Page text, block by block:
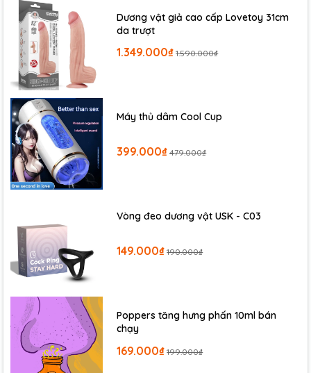
Dương vật giả cao cấp Lovetoy 31cm
da trượt
1.349.000₫ 1.590.000₫
Máy thủ dâm Cool Cup
399.000₫ 479.000₫
Vòng đeo dương vật USK - C03
149.000₫ 190.000₫
Poppers tăng hưng phấn 10ml bán
chạy
169.000₫ 199.000₫